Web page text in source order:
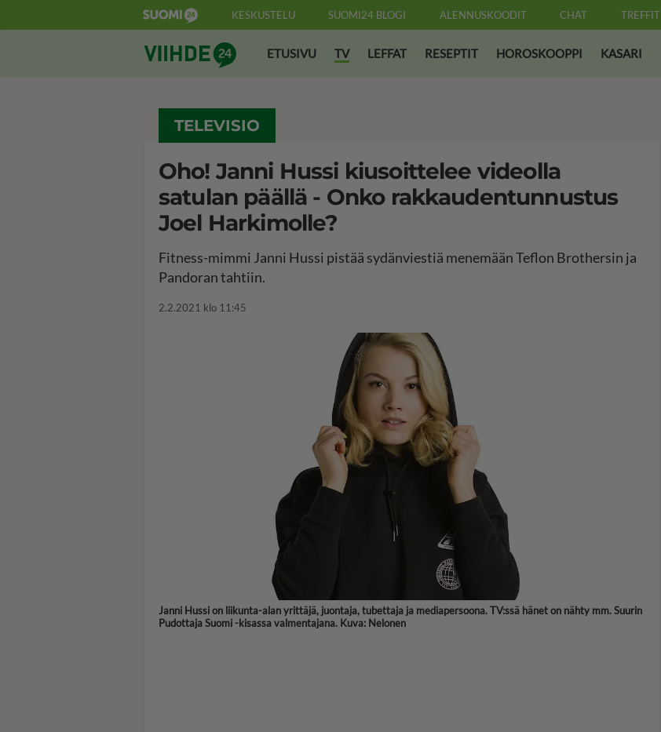
KESKUSTELU SUOMI24 BLOGI ALENNUSKOODIT CHAT TREFFIT
Suomi24 ViihdeETUSIVU TV LEFFAT RESEPTIT HOROSKOOPPI KASARI
TELEVISIO
Oho! Janni Hussi kiusoittelee videolla
satulan päällä - Onko rakkaudentunnustus
Joel Harkimolle?
Fitness-mimmi Janni Hussi pistää sydänviestiä menemään Teflon Brothersin ja
Pandoran tahtiin.
2.2.2021 klo 11:45
Janni Hussi on liikunta-alan yrittäjä, juontaja, tubettaja ja mediapersoona. TV:ssä hänet on nähty mm. Suurin
Pudottaja Suomi -kisassa valmentajana. Kuva: Nelonen